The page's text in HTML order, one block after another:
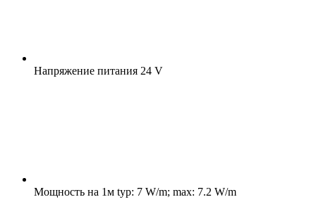
Напряжение питания 24 V
Мощность на 1м typ: 7 W/m; max: 7.2 W/m